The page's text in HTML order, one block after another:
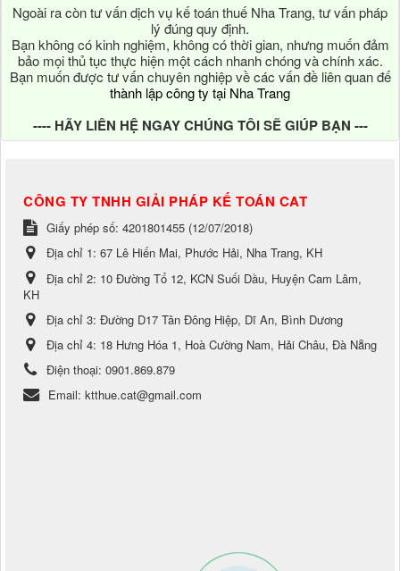
Ngoài ra còn tư vấn dịch vụ kế toán thuế Nha Trang, tư vấn pháp
lý đúng quy định.
Bạn không có kinh nghiệm, không có thời gian, nhưng muốn đảm
bảo mọi thủ tục thực hiện một cách nhanh chóng và chính xác.
Bạn muốn được tư vấn chuyên nghiệp về các vấn đề liên quan đế
thành lập công ty tại Nha Trang
---- HÃY LIÊN HỆ NGAY CHÚNG TÔI SẼ GIÚP BẠN ---
CÔNG TY TNHH GIẢI PHÁP KẾ TOÁN CAT
Giấy phép số: 4201801455 (12/07/2018)
Địa chỉ 1: 67 Lê Hiến Mai, Phước Hải, Nha Trang, KH
Địa chỉ 2: 10 Đường Tổ 12, KCN Suối Dầu, Huyện Cam Lâm,
KH
Địa chỉ 3: Đường D17 Tân Đông Hiệp, Dĩ An, Bình Dương
Địa chỉ 4: 18 Hưng Hóa 1, Hoà Cường Nam, Hải Châu, Đà Nẵng
Điện thoại: 0901.869.879
Email: ktthue.cat@gmail.com